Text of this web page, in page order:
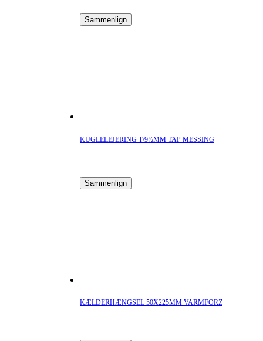
Sammenlign
KUGLELEJERING T/9½MM TAP MESSING
Sammenlign
KÆLDERHÆNGSEL 50X225MM VARMFORZ